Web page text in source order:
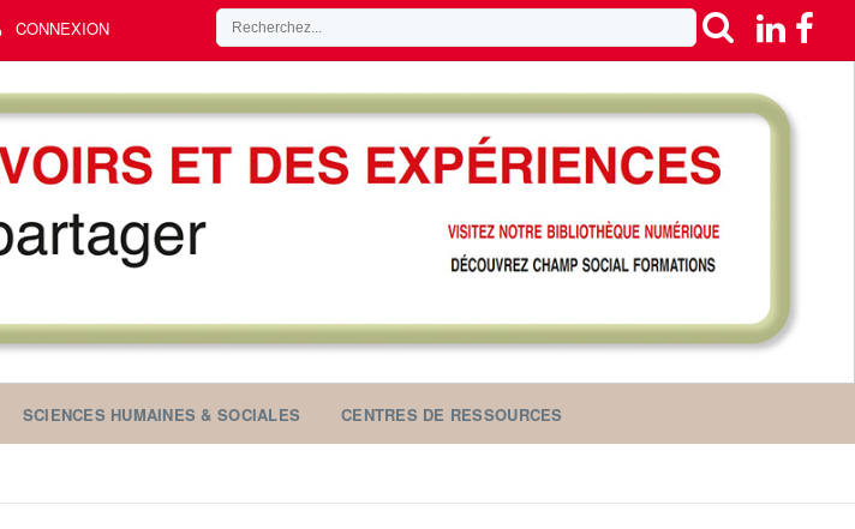
CONNEXION
SCIENCES HUMAINES & SOCIALES CENTRES DE RESSOURCES